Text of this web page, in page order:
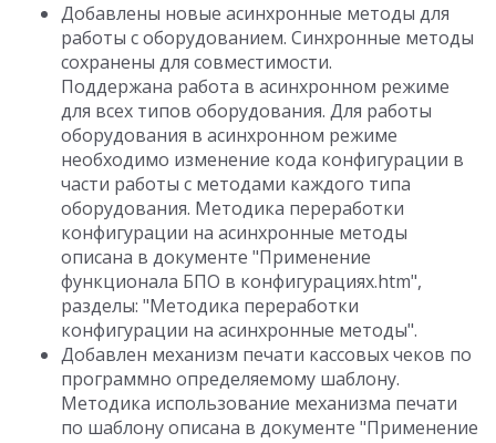
Добавлены новые асинхронные методы для
работы с оборудованием. Синхронные методы
сохранены для совместимости.
Поддержана работа в асинхронном режиме
для всех типов оборудования. Для работы
оборудования в асинхронном режиме
необходимо изменение кода конфигурации в
части работы с методами каждого типа
оборудования. Методика переработки
конфигурации на асинхронные методы
описана в документе "Применение
функционала БПО в конфигурациях.htm",
разделы: "Методика переработки
конфигурации на асинхронные методы".
Добавлен механизм печати кассовых чеков по
программно определяемому шаблону.
Методика использование механизма печати
по шаблону описана в документе "Применение